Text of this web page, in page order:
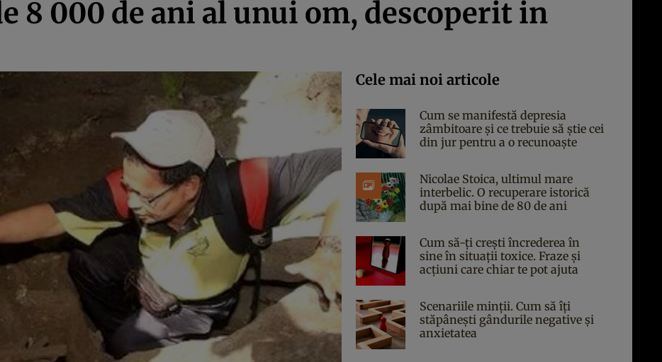
8 000 de ani al unui om, descoperit in
Cele mai noi articole
Cum se manifestă depresia
zâmbitoare și ce trebuie să știe cei
din jur pentru a o recunoaște
Nicolae Stoica, ultimul mare
interbelic. O recuperare istorică
după mai bine de 80 de ani
Cum să-ți crești încrederea în
sine în situații toxice. Fraze și
acțiuni care chiar te pot ajuta
Scenariile minții. Cum să îți
stăpânești gândurile negative și
anxietatea